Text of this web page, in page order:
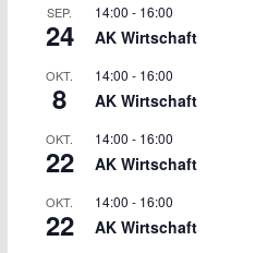
SEP.
24
14:00 - 16:00
AK Wirtschaft
OKT.
8
14:00 - 16:00
AK Wirtschaft
OKT.
22
14:00 - 16:00
AK Wirtschaft
OKT.
22
14:00 - 16:00
AK Wirtschaft